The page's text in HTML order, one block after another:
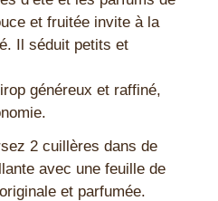
et fruitée invite à la
Il séduit petits et
généreux et raffiné,
2 cuillères dans de
avec une feuille de
et parfumée.